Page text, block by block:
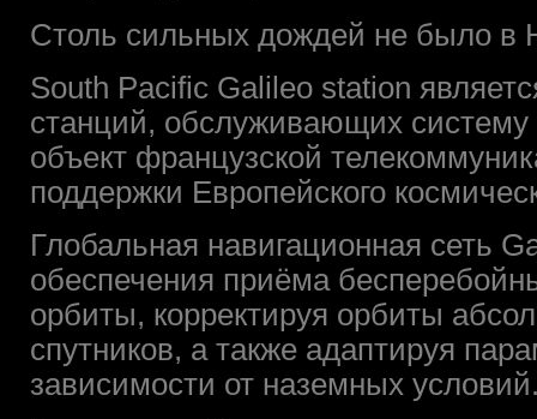
Столь сильных дождей не было в
South Pacific Galileo station
станций, обслуживающих
объект французской
поддержки Европейского
Глобальная навигационная сеть
обеспечения приёма
орбиты, корректируя орбиты
спутников, а также адаптируя
зависимости от наземных